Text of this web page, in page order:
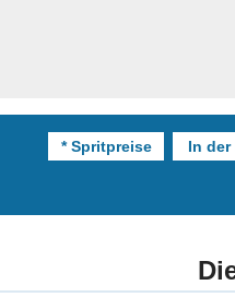
* Spritpreise In der